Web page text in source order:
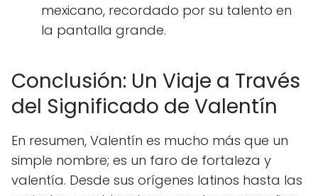
mexicano, recordado por su talento en
la pantalla grande.
Conclusión: Un Viaje a Través
del Significado de Valentín
En resumen, Valentín es mucho más que un
simple nombre; es un faro de fortaleza y
valentía. Desde sus orígenes latinos hasta las